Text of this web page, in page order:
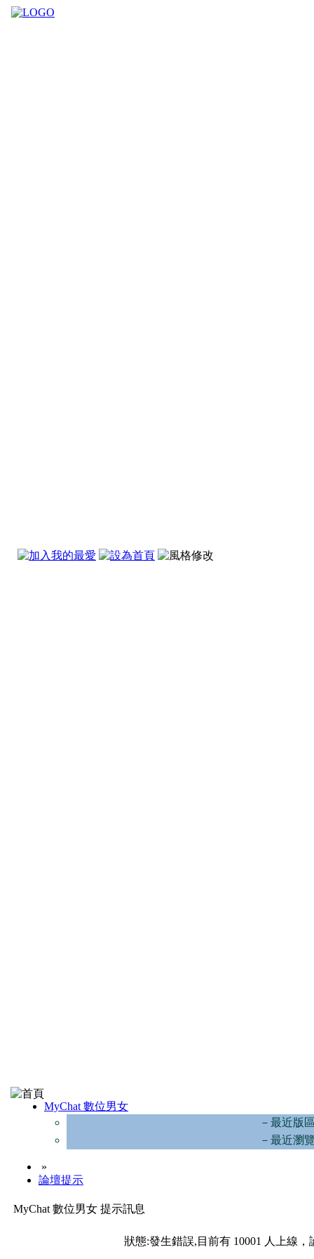
MyChat 數位男女
－最近版
－最近瀏
»
論壇提示
MyChat 數位男女 提示訊息
狀態:發生錯誤,目前有 10001 人上線